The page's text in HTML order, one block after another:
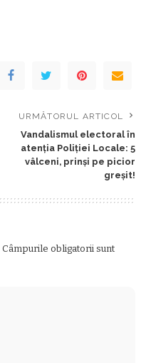
URMĂTORUL ARTICOL
Vandalismul electoral în
atenţia Poliţiei Locale: 5
vâlceni, prinşi pe picior
greşit!
Câmpurile obligatorii sunt